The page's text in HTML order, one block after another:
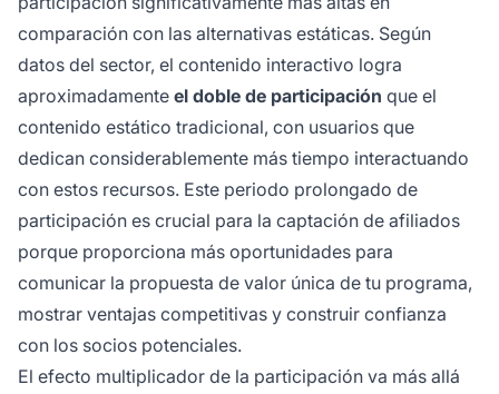
comparación con las alternativas estáticas. Según
datos del sector, el contenido interactivo logra
aproximadamente el doble de participación que el
contenido estático tradicional, con usuarios que
dedican considerablemente más tiempo interactuando
con estos recursos. Este periodo prolongado de
participación es crucial para la captación de afiliados
porque proporciona más oportunidades para
comunicar la propuesta de valor única de tu programa,
mostrar ventajas competitivas y construir confianza
con los socios potenciales.
El efecto multiplicador de la participación va más allá